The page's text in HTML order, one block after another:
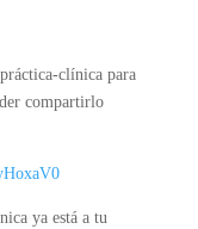
clínica para
compartirlo
ya está a tu